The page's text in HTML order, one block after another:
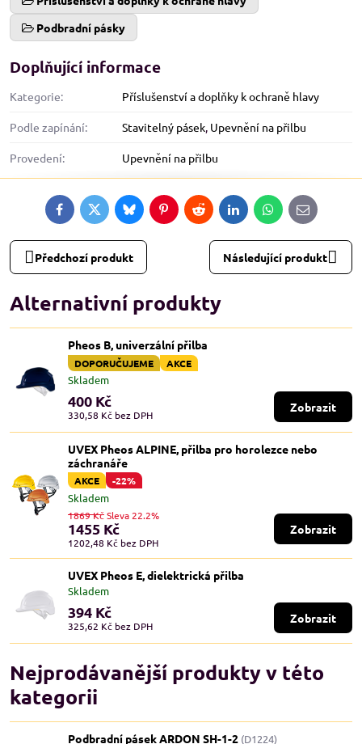
Podbradní pásky
Doplňující informace
Kategorie: Příslušenství a doplňky k ochraně hlavy
Podle zapínání: Stavitelný pásek, Upevnění na přilbu
Provedení: Upevnění na přilbu
FacebookTwitterBlueskyPinterestRedditLinkedInWhatsApp
E-
mail
Předchozí produkt Následující produkt
Alternativní produkty
Pheos B, univerzální přilba
DOPORUČUJEME AKCE
Skladem
400 Kč
330,58 Kč bez DPH
Zobrazit
UVEX Pheos ALPINE, přilba pro horolezce nebo
záchranáře
AKCE -22%
Skladem
1455 Kč
1202,48 Kč bez DPH
1869 KčSleva 22.2%
Zobrazit
UVEX Pheos E, dielektrická přilba
Skladem
394 Kč
325,62 Kč bez DPH
Zobrazit
Nejprodávanější produkty v této
kategorii
Podbradní pásek ARDON SH-1-2 (D1224)